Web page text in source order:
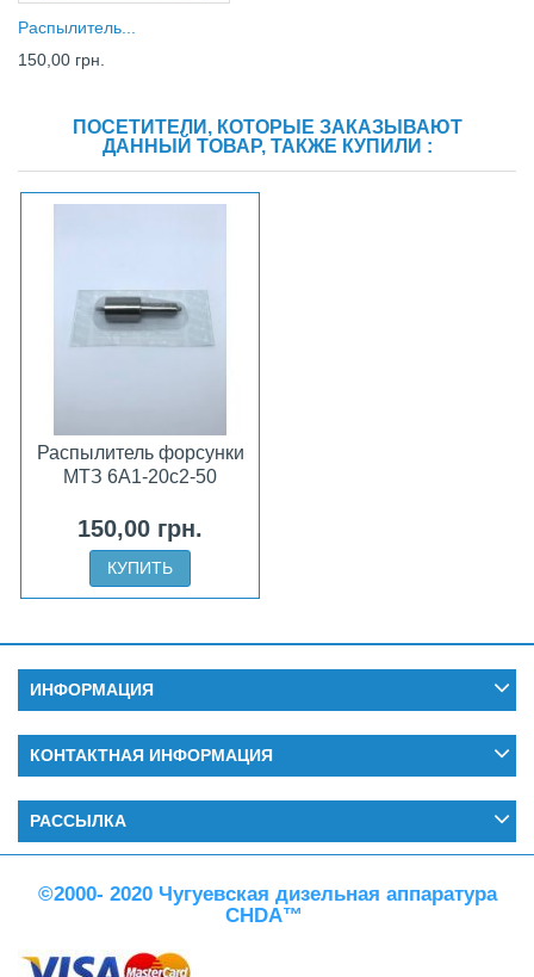
Распылитель...
150,00 грн.
ПОСЕТИТЕЛИ, КОТОРЫЕ ЗАКАЗЫВАЮТ
ДАННЫЙ ТОВАР, ТАКЖЕ КУПИЛИ :
Распылитель форсунки
МТЗ 6А1-20с2-50
150,00 грн.
КУПИТЬ
ИНФОРМАЦИЯ
КОНТАКТНАЯ ИНФОРМАЦИЯ
РАССЫЛКА
©2000- 2020 Чугуевская дизельная аппаратура
CHDA™